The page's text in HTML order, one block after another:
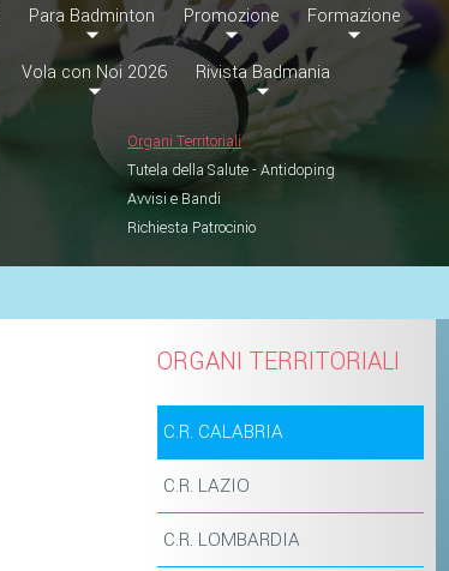
Para Badminton Promozione Formazione
Vola con Noi 2026 Rivista Badmania
Organi Territoriali
Tutela della Salute - Antidoping
Avvisi e Bandi
Richiesta Patrocinio
ORGANI TERRITORIALI
C.R. CALABRIA
C.R. LAZIO
C.R. LOMBARDIA